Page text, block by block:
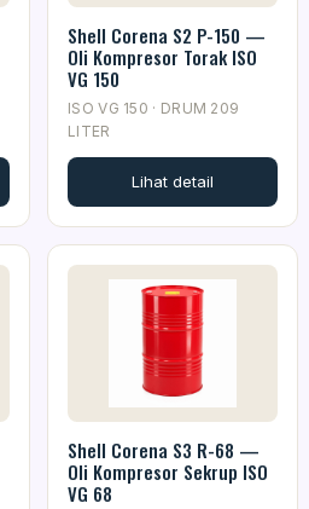
Shell Corena S2 P-150 —
Oli Kompresor Torak ISO
VG 150
ISO VG 150 · DRUM 209
LITER
Lihat detail
Shell Corena S3 R-68 —
Oli Kompresor Sekrup ISO
VG 68